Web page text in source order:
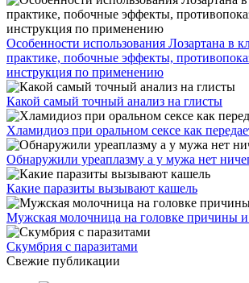
Особенности использования Лозартана в
практике, побочные эффекты,
инструкция по применению
Какой самый точный анализ на глисты
Хламидиоз при оральном сексе как
Обнаружили уреаплазму а у мужа нет
Какие паразиты вызывают кашель
Мужская молочница на головке причины и
Скумбрия с паразитами
Свежие публикации